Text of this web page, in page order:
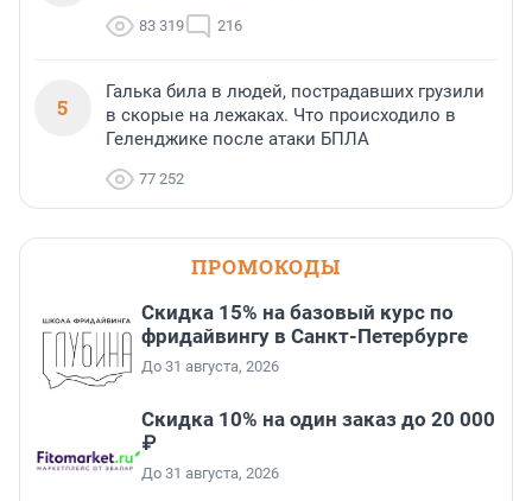
83 319 216
5
Галька била в людей, пострадавших грузили
в скорые на лежаках. Что происходило в
Геленджике после атаки БПЛА
77 252
ПРОМОКОДЫ
Скидка 15% на базовый курс по
фридайвингу в Санкт-Петербурге
До 31 августа, 2026
Скидка 10% на один заказ до 20 000
₽
До 31 августа, 2026